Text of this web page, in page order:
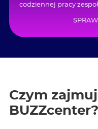
codziennej pracy
Czym
BUZZcenter?